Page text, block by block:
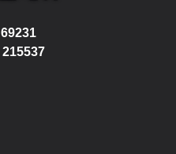
69231
215537